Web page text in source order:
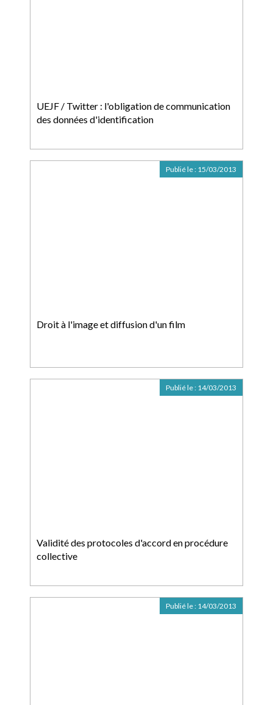
UEJF / Twitter : l'obligation de communication
des données d'identification
Droit à l'image et diffusion d'un film
Publié le : 15/03/2013
Validité des protocoles d'accord en procédure
collective
Publié le : 14/03/2013
Publié le : 14/03/2013